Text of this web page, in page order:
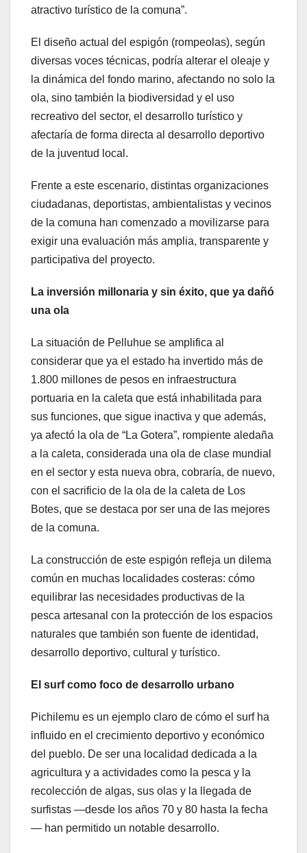
atractivo turístico de la comuna”.
El diseño actual del espigón (rompeolas), según
diversas voces técnicas, podría alterar el oleaje y
la dinámica del fondo marino, afectando no solo la
ola, sino también la biodiversidad y el uso
recreativo del sector, el desarrollo turístico y
afectaría de forma directa al desarrollo deportivo
de la juventud local.
Frente a este escenario, distintas organizaciones
ciudadanas, deportistas, ambientalistas y vecinos
de la comuna han comenzado a movilizarse para
exigir una evaluación más amplia, transparente y
participativa del proyecto.
La inversión millonaria y sin éxito, que ya dañó
una ola
La situación de Pelluhue se amplifica al
considerar que ya el estado ha invertido más de
1.800 millones de pesos en infraestructura
portuaria en la caleta que está inhabilitada para
sus funciones, que sigue inactiva y que además,
ya afectó la ola de “La Gotera”, rompiente aledaña
a la caleta, considerada una ola de clase mundial
en el sector y esta nueva obra, cobraría, de nuevo,
con el sacrificio de la ola de la caleta de Los
Botes, que se destaca por ser una de las mejores
de la comuna.
La construcción de este espigón refleja un dilema
común en muchas localidades costeras: cómo
equilibrar las necesidades productivas de la
pesca artesanal con la protección de los espacios
naturales que también son fuente de identidad,
desarrollo deportivo, cultural y turístico.
El surf como foco de desarrollo urbano
Pichilemu es un ejemplo claro de cómo el surf ha
influido en el crecimiento deportivo y económico
del pueblo. De ser una localidad dedicada a la
agricultura y a actividades como la pesca y la
recolección de algas, sus olas y la llegada de
surfistas —desde los años 70 y 80 hasta la fecha
— han permitido un notable desarrollo.